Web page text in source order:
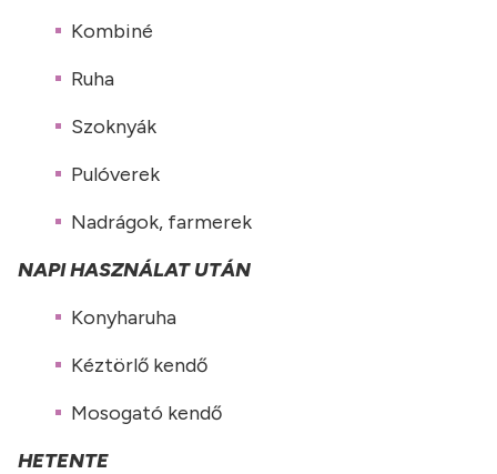
Kombiné
Ruha
Szoknyák
Pulóverek
Nadrágok, farmerek
NAPI HASZNÁLAT UTÁN
Konyharuha
Kéztörlő kendő
Mosogató kendő
HETENTE